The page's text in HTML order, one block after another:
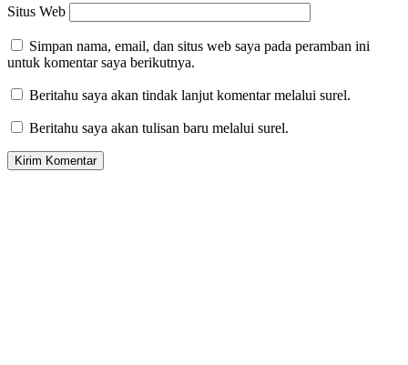
Situs Web
Simpan nama, email, dan situs web saya pada peramban ini
untuk komentar saya berikutnya.
Beritahu saya akan tindak lanjut komentar melalui surel.
Beritahu saya akan tulisan baru melalui surel.